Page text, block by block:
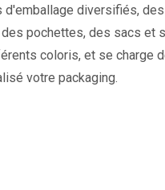
d'emballage diversifiés,
pochettes, des sacs et
coloris, et se charge
votre packaging.